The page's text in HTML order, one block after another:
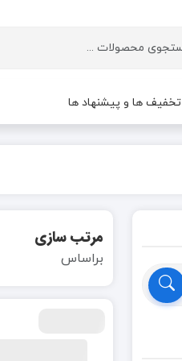
تخفیف ها و پیشنهاد ها
مرتب سازی
براساس